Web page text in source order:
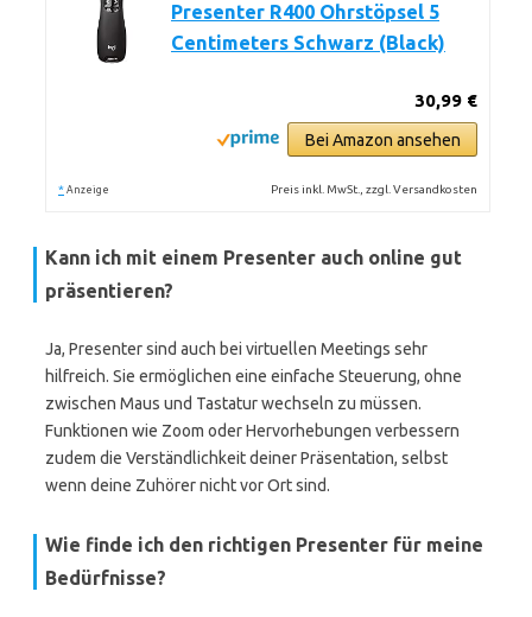
Presenter R400 Ohrstöpsel 5
Centimeters Schwarz (Black)
30,99 €
Bei Amazon ansehen
* Anzeige Preis inkl. MwSt., zzgl. Versandkosten
Kann ich mit einem Presenter auch online gut
präsentieren?
Ja, Presenter sind auch bei virtuellen Meetings sehr
hilfreich. Sie ermöglichen eine einfache Steuerung, ohne
zwischen Maus und Tastatur wechseln zu müssen.
Funktionen wie Zoom oder Hervorhebungen verbessern
zudem die Verständlichkeit deiner Präsentation, selbst
wenn deine Zuhörer nicht vor Ort sind.
Wie finde ich den richtigen Presenter für meine
Bedürfnisse?